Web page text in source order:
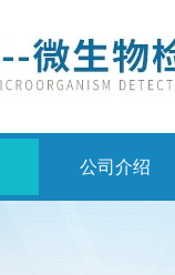
公司介绍